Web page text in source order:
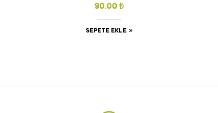
90.00 ₺
SEPETE EKLE